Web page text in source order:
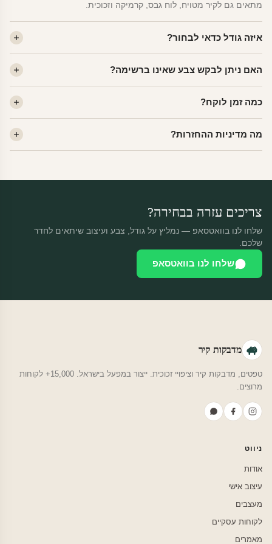
מתאים גם לקיר מטויח, לוח גבס, קרמיקה וזכוכית.
איזה גודל כדאי לבחור?
שינה של מבוגרים — L. לפינה קטנה — S.
האם ניתן לבקש צבע שאינו ברשימה?
הצבעים זמינים ללא תוספת מחיר.
כמה זמן לוקח?
14:00 — יצאו באותו יום.
מה מדיניות ההחזרות?
צריכים עזרה בבחירה?
שלחו לנו בוואטסאפ — נמליץ על גודל, צבע ועיצוב שיתאים לחדר
שלכם.
שלחו לנו בוואטסאפ
מדבקות קיר
טפטים, מדבקות קיר וציפויי זכוכית. ייצור במפעל בישראל. 15,000+ לקוחות
מרוצים.
ניווט
אודות
עיצוב אישי
מעצבים
לקוחות עסקיים
מאמרים